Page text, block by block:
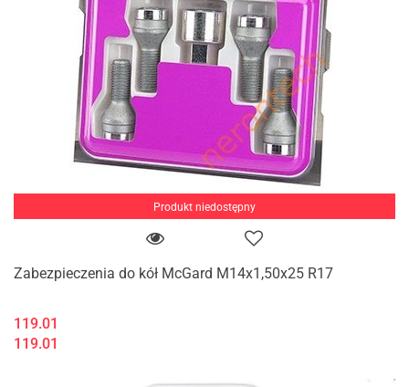
Produkt niedostępny
Zabezpieczenia do kół McGard M14x1,50x25 R17
119.01
119.01